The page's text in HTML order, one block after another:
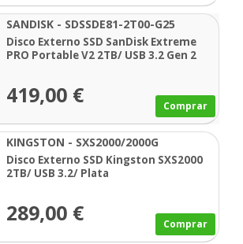
SANDISK - SDSSDE81-2T00-G25
Disco Externo SSD SanDisk Extreme
PRO Portable V2 2TB/ USB 3.2 Gen 2
419,00 € Comprar
KINGSTON - SXS2000/2000G
Disco Externo SSD Kingston SXS2000
2TB/ USB 3.2/ Plata
289,00 € Comprar